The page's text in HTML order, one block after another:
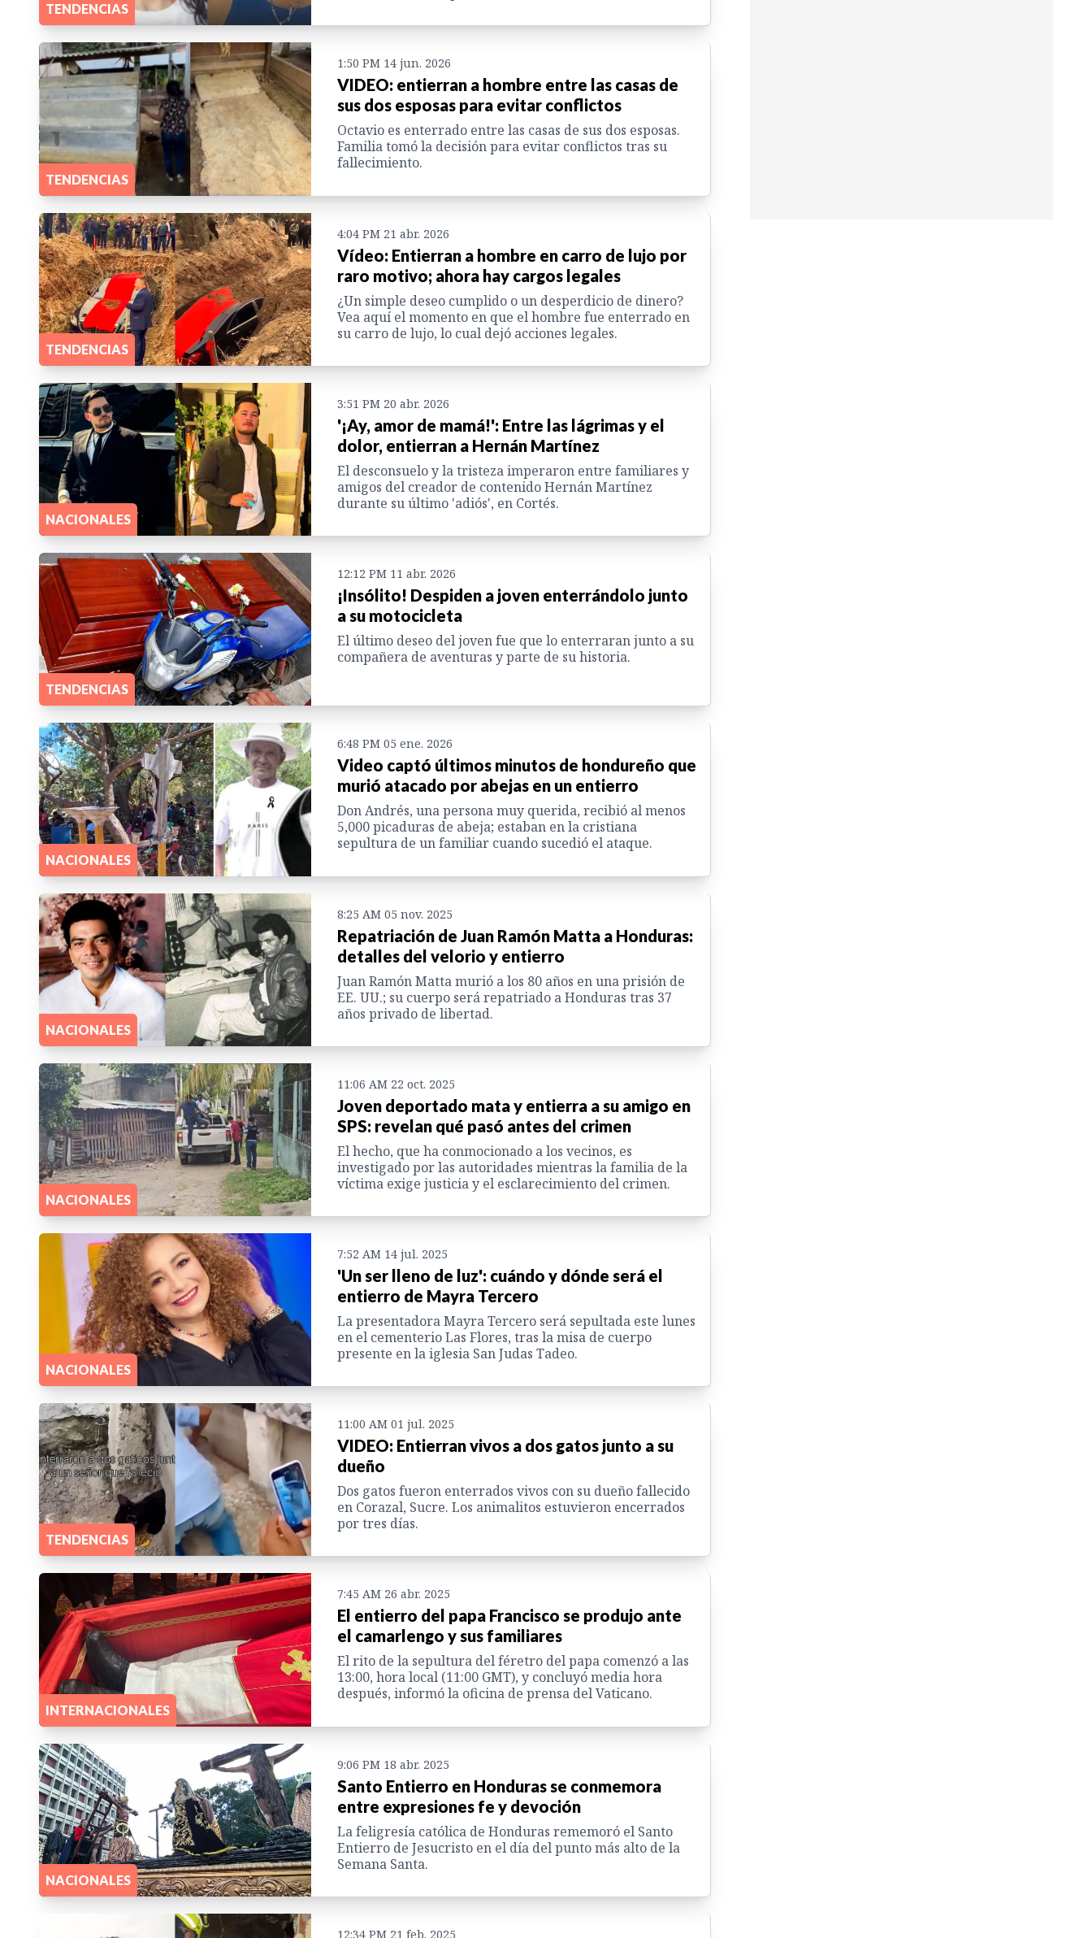
TENDENCIAS
TENDENCIAS
1:50 PM 14 jun. 2026
VIDEO: entierran a hombre entre las casas de
sus dos esposas para evitar conflictos
Octavio es enterrado entre las casas de sus dos esposas.
Familia tomó la decisión para evitar conflictos tras su
fallecimiento.
TENDENCIAS
4:04 PM 21 abr. 2026
Vídeo: Entierran a hombre en carro de lujo por
raro motivo; ahora hay cargos legales
¿Un simple deseo cumplido o un desperdicio de dinero?
Vea aquí el momento en que el hombre fue enterrado en
su carro de lujo, lo cual dejó acciones legales.
NACIONALES
3:51 PM 20 abr. 2026
'¡Ay, amor de mamá!': Entre las lágrimas y el
dolor, entierran a Hernán Martínez
El desconsuelo y la tristeza imperaron entre familiares y
amigos del creador de contenido Hernán Martínez
durante su último 'adiós', en Cortés.
TENDENCIAS
12:12 PM 11 abr. 2026
¡Insólito! Despiden a joven enterrándolo junto
a su motocicleta
El último deseo del joven fue que lo enterraran junto a su
compañera de aventuras y parte de su historia.
NACIONALES
6:48 PM 05 ene. 2026
Video captó últimos minutos de hondureño que
murió atacado por abejas en un entierro
Don Andrés, una persona muy querida, recibió al menos
5,000 picaduras de abeja; estaban en la cristiana
sepultura de un familiar cuando sucedió el ataque.
NACIONALES
8:25 AM 05 nov. 2025
Repatriación de Juan Ramón Matta a Honduras:
detalles del velorio y entierro
Juan Ramón Matta murió a los 80 años en una prisión de
EE. UU.; su cuerpo será repatriado a Honduras tras 37
años privado de libertad.
NACIONALES
11:06 AM 22 oct. 2025
Joven deportado mata y entierra a su amigo en
SPS: revelan qué pasó antes del crimen
El hecho, que ha conmocionado a los vecinos, es
investigado por las autoridades mientras la familia de la
víctima exige justicia y el esclarecimiento del crimen.
NACIONALES
7:52 AM 14 jul. 2025
'Un ser lleno de luz': cuándo y dónde será el
entierro de Mayra Tercero
La presentadora Mayra Tercero será sepultada este lunes
en el cementerio Las Flores, tras la misa de cuerpo
presente en la iglesia San Judas Tadeo.
TENDENCIAS
11:00 AM 01 jul. 2025
VIDEO: Entierran vivos a dos gatos junto a su
dueño
Dos gatos fueron enterrados vivos con su dueño fallecido
en Corazal, Sucre. Los animalitos estuvieron encerrados
por tres días.
INTERNACIONALES
7:45 AM 26 abr. 2025
El entierro del papa Francisco se produjo ante
el camarlengo y sus familiares
El rito de la sepultura del féretro del papa comenzó a las
13:00, hora local (11:00 GMT), y concluyó media hora
después, informó la oficina de prensa del Vaticano.
NACIONALES
9:06 PM 18 abr. 2025
Santo Entierro en Honduras se conmemora
entre expresiones fe y devoción
La feligresía católica de Honduras rememoró el Santo
Entierro de Jesucristo en el día del punto más alto de la
Semana Santa.
12:34 PM 21 feb. 2025